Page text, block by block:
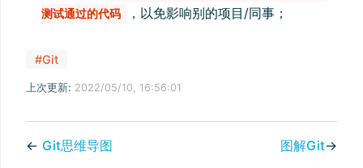
测试通过的代码
，以免影响别的项目/同事；
#Git
上次更新: 2022/05/10, 16:56:01
← Git思维导图 图解Git→